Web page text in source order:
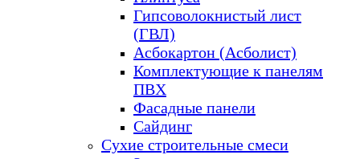
Гипсоволокнистый лист
(ГВЛ)
Асбокартон (Асболист)
Комплектующие к панелям
ПВХ
Фасадные панели
Сайдинг
Сухие строительные смеси